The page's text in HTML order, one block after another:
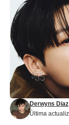
Última
Derwyns Diaz